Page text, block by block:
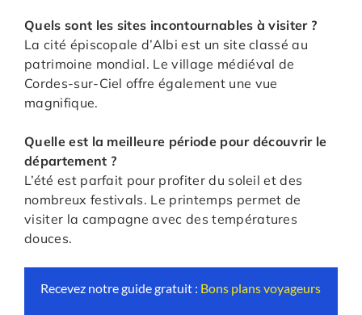
Quels sont les sites incontournables à visiter ?
La cité épiscopale d’Albi est un site classé au
patrimoine mondial. Le village médiéval de
Cordes-sur-Ciel offre également une vue
magnifique.
Quelle est la meilleure période pour découvrir le
département ?
L’été est parfait pour profiter du soleil et des
nombreux festivals. Le printemps permet de
visiter la campagne avec des températures
douces.